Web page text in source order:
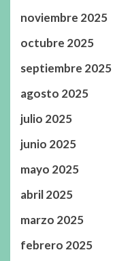
noviembre 2025
octubre 2025
septiembre 2025
agosto 2025
julio 2025
junio 2025
mayo 2025
abril 2025
marzo 2025
febrero 2025